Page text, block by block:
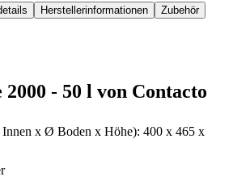
Herstellerinformationen
Zubehör
- 50 l von Contacto
x Ø Boden x Höhe): 400 x 465 x